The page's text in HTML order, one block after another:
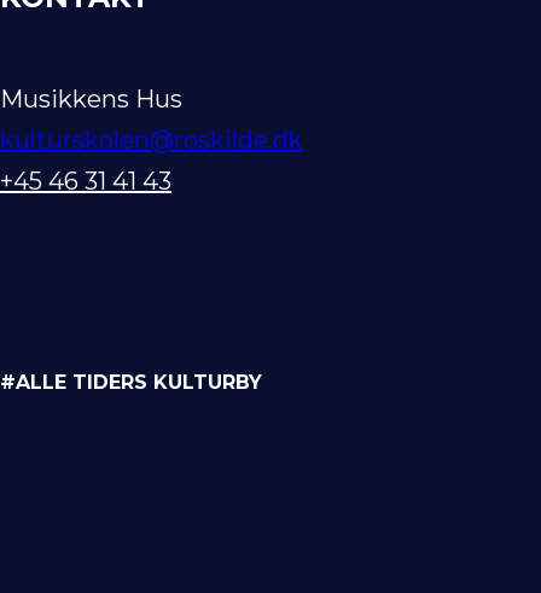
Musikkens Hus
kulturskolen@roskilde.dk
+45 46 31 41 43
#ALLE TIDERS KULTURBY